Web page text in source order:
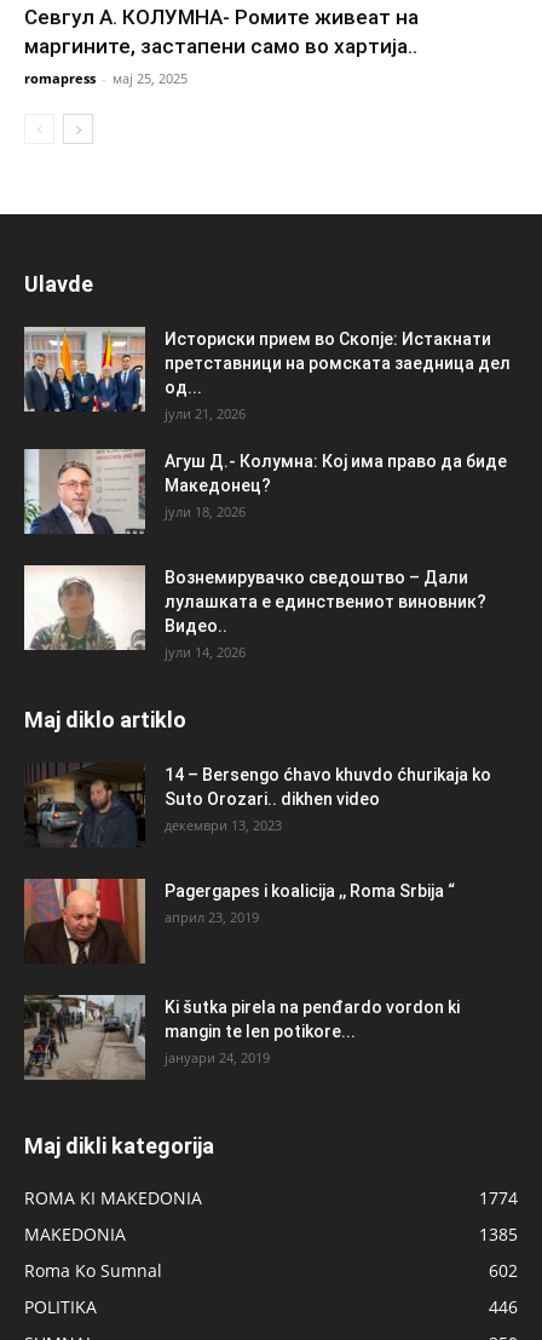
Севгул А. КОЛУМНА- Ромите живеат на
маргините, застапени само во хартија..
romapress - мај 25, 2025
Ulavde
Историски прием во Скопје: Истакнати
претставници на ромската заедница дел
од...
јули 21, 2026
Агуш Д.- Колумна: Кој има право да биде
Македонец?
јули 18, 2026
Вознемирувачко сведоштво – Дали
лулашката е единствениот виновник?
Видео..
јули 14, 2026
Maj diklo artiklo
14 – Bersengo ćhavo khuvdo ćhurikaja ko
Suto Orozari.. dikhen video
декември 13, 2023
Pagergapes i koalicija ,, Roma Srbija “
април 23, 2019
Ki šutka pirela na penđardo vordon ki
mangin te len potikore...
јануари 24, 2019
Maj dikli kategorija
ROMA KI MAKEDONIA
1774
MAKEDONIA
1385
Roma Ko Sumnal
602
POLITIKA
446